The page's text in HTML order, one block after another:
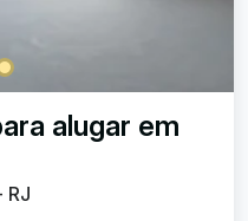
alugar em
RJ